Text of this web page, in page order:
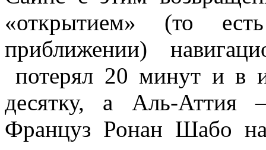
«открытием» (то
приближении)
потерял 20 минут и в
десятку, а Аль-Аттия
Француз Ронан Шабо